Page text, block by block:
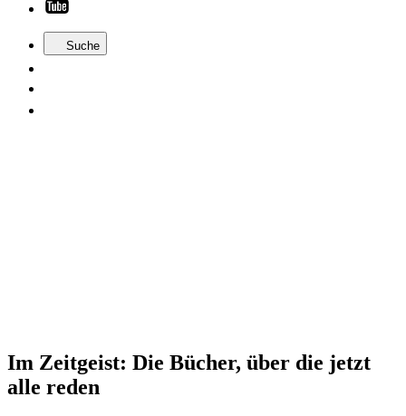
Suche
Im Zeitgeist: Die Bücher, über die jetzt
alle reden